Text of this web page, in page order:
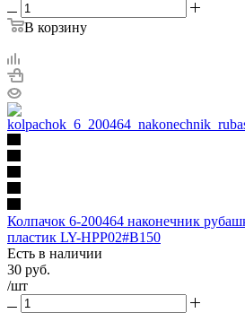
В корзину
Колпачoк 6-200464 наконечник
пластик LY-HPP02#B150
Есть в наличии
30 руб.
/шт